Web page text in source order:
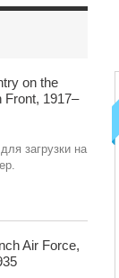
on the
Front, 1917–
загрузки на
Air Force,